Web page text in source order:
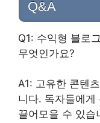
Q&A
Q1: 수익형 블로
무엇인가요?
A1: 고유한 콘텐
니다. 독자들에게
끌어모을 수 있습